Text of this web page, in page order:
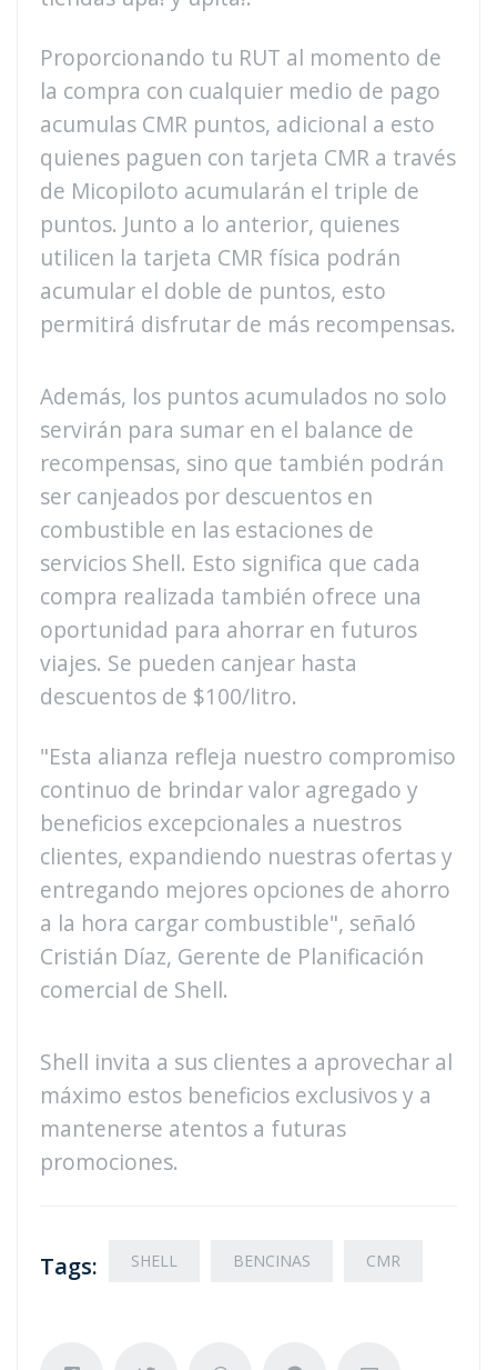
Proporcionando tu RUT al momento de
la compra con cualquier medio de pago
acumulas CMR puntos, adicional a esto
quienes paguen con tarjeta CMR a través
de Micopiloto acumularán el triple de
puntos. Junto a lo anterior, quienes
utilicen la tarjeta CMR física podrán
acumular el doble de puntos, esto
permitirá disfrutar de más recompensas.
Además, los puntos acumulados no solo
servirán para sumar en el balance de
recompensas, sino que también podrán
ser canjeados por descuentos en
combustible en las estaciones de
servicios Shell. Esto significa que cada
compra realizada también ofrece una
oportunidad para ahorrar en futuros
viajes. Se pueden canjear hasta
descuentos de $100/litro.
"Esta alianza refleja nuestro compromiso
continuo de brindar valor agregado y
beneficios excepcionales a nuestros
clientes, expandiendo nuestras ofertas y
entregando mejores opciones de ahorro
a la hora cargar combustible", señaló
Cristián Díaz, Gerente de Planificación
comercial de Shell.
Shell invita a sus clientes a aprovechar al
máximo estos beneficios exclusivos y a
mantenerse atentos a futuras
promociones.
Tags: SHELL BENCINAS CMR